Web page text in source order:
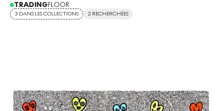
TRADINGFLOOR
3 DANS LES COLLECTIONS 2 RECHERCHÉES